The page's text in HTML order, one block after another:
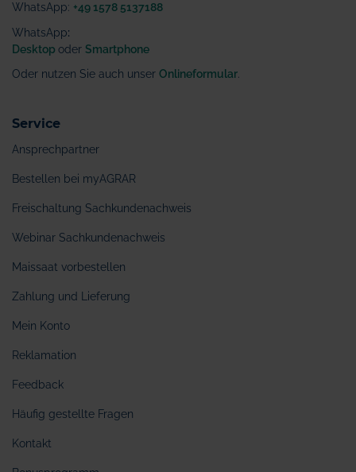
WhatsApp: +49 1578 5137188
WhatsApp:
Desktop oder Smartphone
Oder nutzen Sie auch unser Onlineformular
Service
Ansprechpartner
Bestellen bei myAGRAR
Freischaltung Sachkundenachweis
Webinar Sachkundenachweis
Maissaat vorbestellen
Zahlung und Lieferung
Mein Konto
Reklamation
Feedback
Häufig gestellte Fragen
Kontakt